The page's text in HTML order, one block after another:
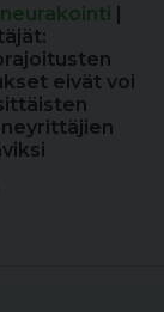
|
eivät voi